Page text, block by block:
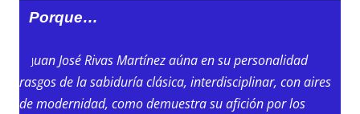
Porque…
Juan José Rivas Martínez aúna en su personalidad
rasgos de la sabiduría clásica, interdisciplinar, con aires
de modernidad, como demuestra su afición por los